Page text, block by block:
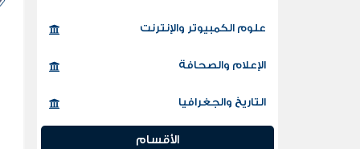
علوم الكمبيوتر والإنترنت
الإعلام والصحافة
التاريخ والجغرافيا
الأقسام